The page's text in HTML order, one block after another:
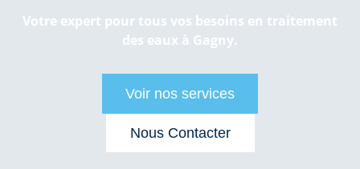
Votre expert pour tous vos besoins en traitement
des eaux à Gagny.
Voir nos services
Nous Contacter